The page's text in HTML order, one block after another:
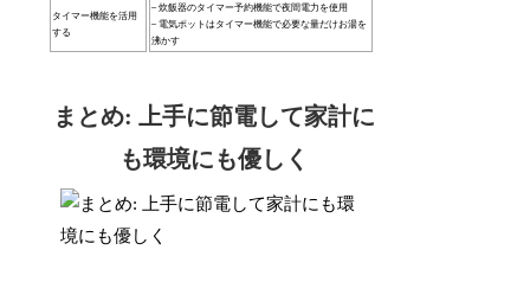
タイマー機能を活用
する
– 炊飯器のタイマー予約機能で夜間電力を使用
– 電気ポットはタイマー機能で必要な量だけお湯を
沸かす
まとめ: 上手に節電して家計に
も環境にも優しく